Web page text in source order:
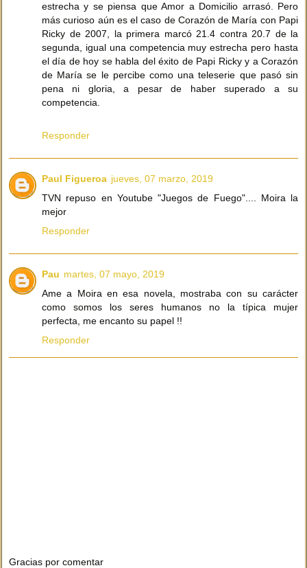
estrecha y se piensa que Amor a Domicilio arrasó. Pero
más curioso aún es el caso de Corazón de María con Papi
Ricky de 2007, la primera marcó 21.4 contra 20.7 de la
segunda, igual una competencia muy estrecha pero hasta
el día de hoy se habla del éxito de Papi Ricky y a Corazón
de María se le percibe como una teleserie que pasó sin
pena ni gloria, a pesar de haber superado a su
competencia.
Responder
Paul Figueroa jueves, 07 marzo, 2019
TVN repuso en Youtube "Juegos de Fuego".... Moira la
mejor
Responder
Pau martes, 07 mayo, 2019
Ame a Moira en esa novela, mostraba con su carácter
como somos los seres humanos no la típica mujer
perfecta, me encanto su papel !!
Responder
Gracias por comentar